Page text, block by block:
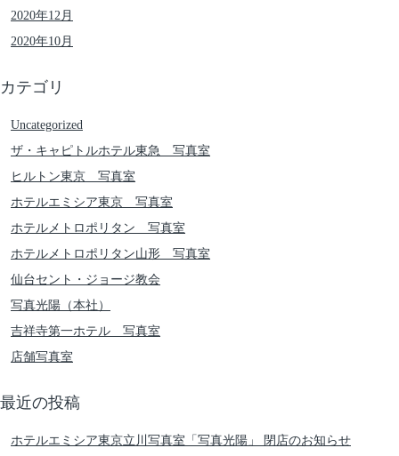
2020年12月
2020年10月
カテゴリ
Uncategorized
ザ・キャピトルホテル東急 写真室
ヒルトン東京 写真室
ホテルエミシア東京 写真室
ホテルメトロポリタン 写真室
ホテルメトロポリタン山形 写真室
仙台セント・ジョージ教会
写真光陽（本社）
吉祥寺第一ホテル 写真室
店舗写真室
最近の投稿
ホテルエミシア東京立川写真室「写真光陽」 閉店のお知らせ